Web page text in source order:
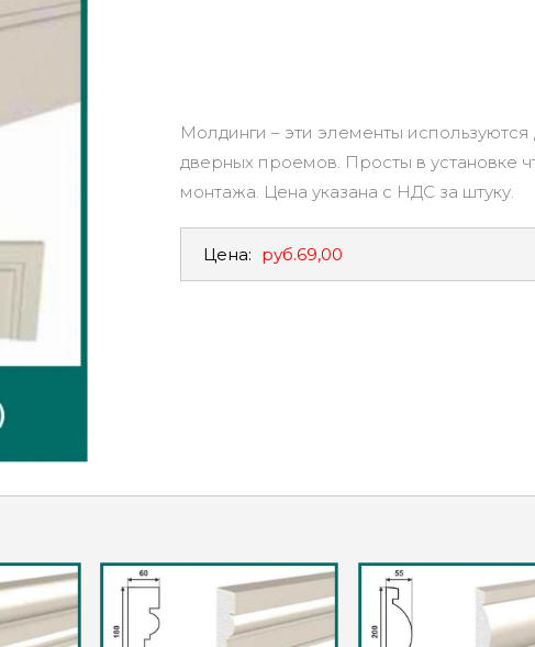
Молдинги – эти элементы
дверных проемов. Просты в установке
монтажа. Цена указана с НДС за штуку.
Цена: руб.69,00